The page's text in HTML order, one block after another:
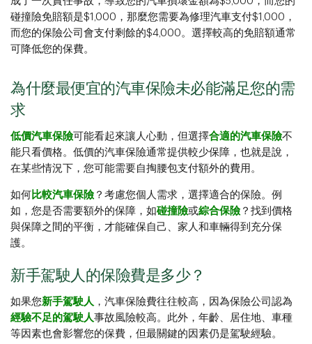
碰撞險免賠額是$1,000，那麼您需要為修理汽車支付$1,000，
而您的保險公司會支付剩餘的$4,000。選擇較高的免賠額通常
可降低您的保費。
為什麼最便宜的汽車保險未必能滿足您的需
求​​​​​​​
低價汽車保險可能看起來讓人心動，但選擇合適的汽車保險不
能只看價格。低價的汽車保險通常提供較少保障，也就是說，
在某些情況下，您可能需要自掏腰包支付額外的費用。
如何 比較汽車保險？考慮您個人需求，選擇適合的保險。例
如，您是否需要額外的保障，如碰撞險或綜合保險​​​​​​​？找到價格
與保障之間的平衡，才能確保自己、家人和車輛得到充分保
護。
新手駕駛人的保險費是多少？
如果您新手駕駛人 ，汽車保險費往往較高，因為保險公司認為
經驗不足的駕駛人事故風險較高。此外，年齡、居住地、車種
等因素也會影響您的保費，但最關鍵的因素仍是駕駛經驗。